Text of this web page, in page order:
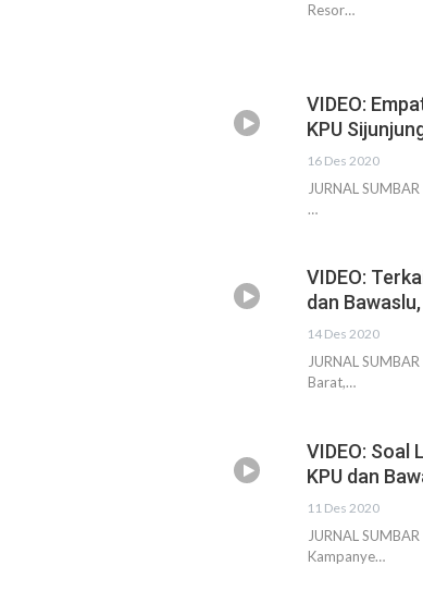
Resor…
VIDEO:
KPU
16 Des 2020
JURNAL
…
VIDEO:
dan
14 Des 2020
JURNAL
Barat,…
VIDEO: Soal
KPU dan
11 Des 2020
JURNAL
Kampanye…